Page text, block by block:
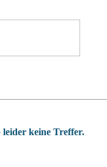
leider keine Treffer.